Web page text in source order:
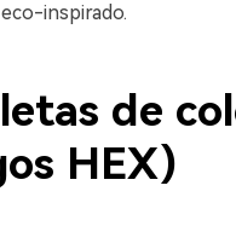
inspirado.
de
HEX)